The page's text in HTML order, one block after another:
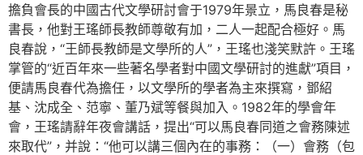
擔負會長的中國古代文學研討會于1979年景立，馬良春是秘
書長，他對王瑤師長教師尊敬有加，二人一起配合極好。馬
良春說，“王師長教師是文學所的人”，王瑤也淺笑默許。王瑤
掌管的“近百年來一些著名學者對中國文學研討的進獻”項目，
便請馬良春代為擔任，以文學所的學者為主來撰寫，鄧紹
基、沈成全、范寧、董乃斌等餐與加入。1982年的學會年
會，王瑤請辭年夜會講話，提出“可以馬良春同道之會務陳述
來取代”，并說：“他可以講三個內在的事務：（一）會務（包